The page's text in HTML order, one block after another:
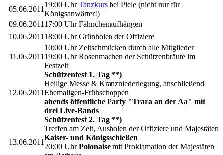
05.06.2011
19:00 UhrTanzkurs bei Piele (nicht nur für
Königsanwärter!)
09.06.2011 17:00 Uhr Fähnchenaufhängen
10.06.2011 18:00 Uhr Grünholen der Offiziere
11.06.2011
10:00 Uhr Zeltschmücken durch alle Mitglieder
19:00 Uhr Rosenmachen der Schützenbräute im
Festzelt
12.06.2011
Schützenfest 1. Tag **)
Heilige Messe & Kranzniederlegung, anschließend
Ehemaligen-Frühschoppen
abends öffentliche Party "Trara an der Aa" mit
drei Live-Bands
13.06.2011
Schützenfest 2. Tag **)
Treffen am Zelt, Ausholen der Offiziere und Majestäten
Kaiser- und Königsschießen
20:00 UhrPolonaise mit Proklamation der Majestäten